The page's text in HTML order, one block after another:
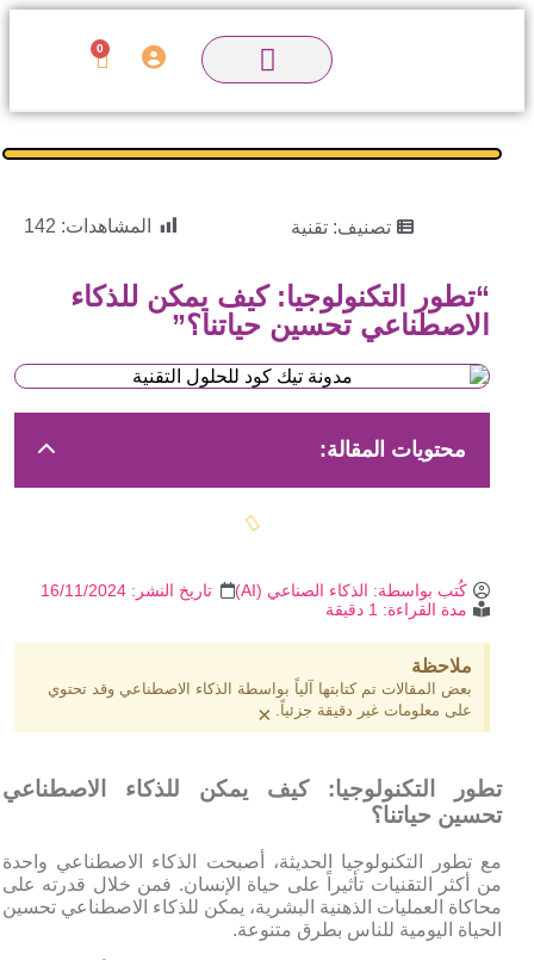
0
تصنيف:تقنية المشاهدات: 142
“تطور التكنولوجيا: كيف يمكن للذكاء
الاصطناعي تحسين حياتنا؟”
محتويات المقالة:
كُتب بواسطة: الذكاء الصناعي (AI) تاريخ النشر:16/11/2024
مدة القراءة: 1 دقيقة
ملاحظة
بعض المقالات تم كتابتها آلياً بواسطة الذكاء الاصطناعي وقد تحتوي
على معلومات غير دقيقة جزئياً. ×
تطور التكنولوجيا: كيف يمكن للذكاء الاصطناعي
تحسين حياتنا؟
مع تطور التكنولوجيا الحديثة، أصبحت الذكاء الاصطناعي واحدة
من أكثر التقنيات تأثيراً على حياة الإنسان. فمن خلال قدرته على
محاكاة العمليات الذهنية البشرية، يمكن للذكاء الاصطناعي تحسين
الحياة اليومية للناس بطرق متنوعة.